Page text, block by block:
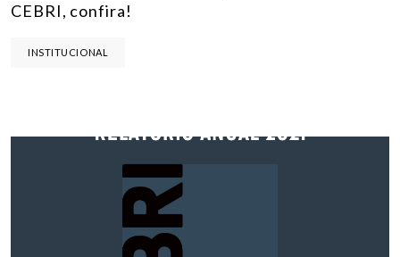
CEBRI, confira!
INSTITUCIONAL